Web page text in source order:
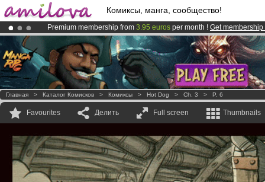
Комиксы, манга, сообщество!
Premium membership from 3.95 euros per month ! Get membership
AmilovaKickstarter is now LIVE!.
Already 100000membersand 1000 comics & mangas!.
Главная > Каталог Комисков > Комиксы > Hot Dog > Ch. 3 > P. 6
Favourites Делить Full screen Thumbnails